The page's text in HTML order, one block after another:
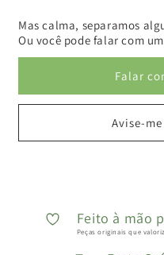
Mas calma, separamos
Ou você pode falar com
Falar
Avise-
Feito à mão
Peças originais que